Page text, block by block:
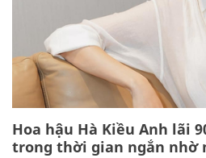
Hoa hậu Hà Kiều Anh lãi
trong thời gian ngắn nhờ